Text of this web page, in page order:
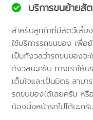
บริการขนย้ายสั
สำหรับลูกค้าที่มีสัตว์เลี้
ใช้บริการรถขนของ เพื่
เป็นกังวลว่ารถขนของจ
กังวลนะครับ ทางเราให้
เต็มใจและเป็นมิตร สาม
รถขนของได้เลยครับ ห
น้องนั่งหน้ารถไปได้นะค